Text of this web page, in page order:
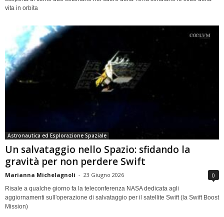
vita in orbita
Astronautica ed Esplorazione Spaziale
Un salvataggio nello Spazio: sfidando la
gravità per non perdere Swift
Marianna Michelagnoli - 23 Giugno 2026 0
Risale a qualche giorno fa la teleconferenza NASA dedicata agli
aggiornamenti sull'operazione di salvataggio per il satellite Swift (la Swift Boost
Mission)